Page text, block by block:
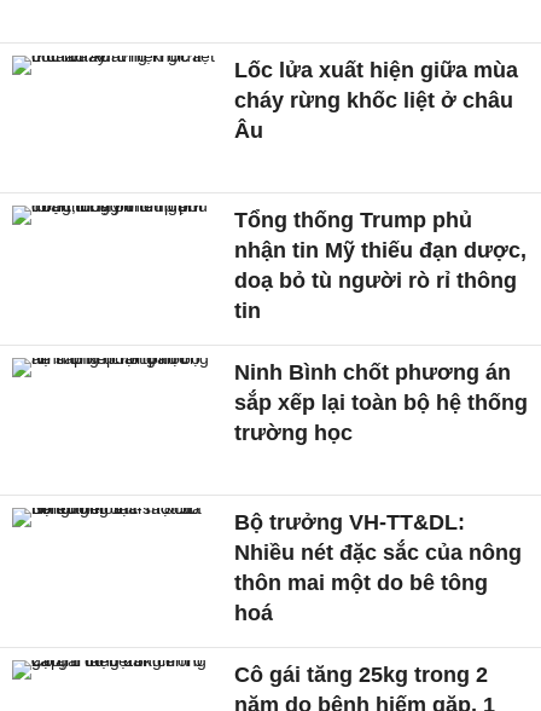
Lốc lửa xuất hiện giữa mùa
cháy rừng khốc liệt ở châu
Âu
Tổng thống Trump phủ
nhận tin Mỹ thiếu đạn dược,
doạ bỏ tù người rò rỉ thông
tin
Ninh Bình chốt phương án
sắp xếp lại toàn bộ hệ thống
trường học
Bộ trưởng VH-TT&DL:
Nhiều nét đặc sắc của nông
thôn mai một do bê tông
hoá
Cô gái tăng 25kg trong 2
năm do bệnh hiếm gặp, 1